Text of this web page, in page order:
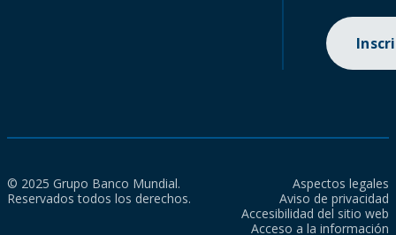
© 2025 Grupo Banco Mundial.
Reservados todos los derechos.
Aspectos legales
Aviso de privacidad
Accesibilidad del sitio web
Acceso a la información